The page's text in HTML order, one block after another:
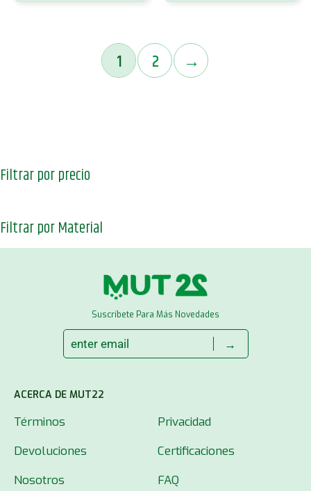
1 2 →
Filtrar por precio
Filtrar por Material
Suscríbete Para Más Novedades
→
ACERCA DE MUT22
Términos
Privacidad
Devoluciones
Certificaciones
Nosotros
FAQ